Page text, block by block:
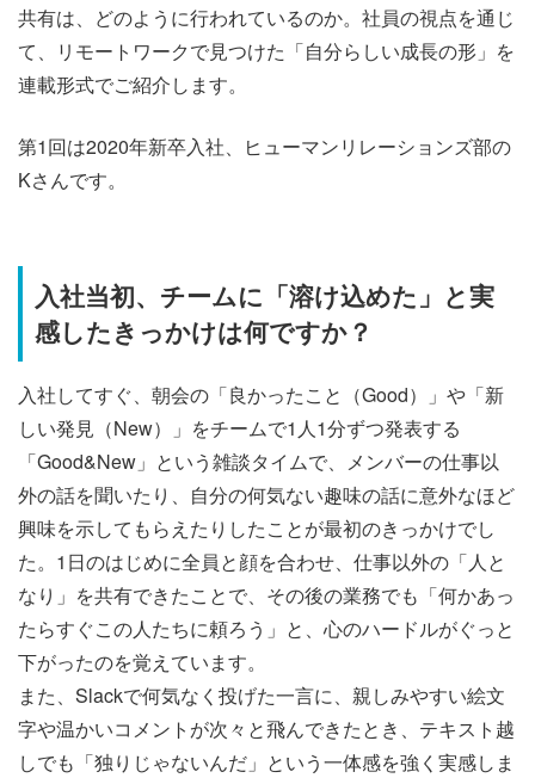
共有は、どのように行われているのか。社員の視点を通じ
て、リモートワークで見つけた「自分らしい成長の形」を
連載形式でご紹介します。
第1回は2020年新卒入社、ヒューマンリレーションズ部の
Kさんです。
入社当初、チームに「溶け込めた」と実
感したきっかけは何ですか？
入社してすぐ、朝会の「良かったこと（Good）」や「新
しい発見（New）」をチームで1人1分ずつ発表する
「Good&New」という雑談タイムで、メンバーの仕事以
外の話を聞いたり、自分の何気ない趣味の話に意外なほど
興味を示してもらえたりしたことが最初のきっかけでし
た。1日のはじめに全員と顔を合わせ、仕事以外の「人と
なり」を共有できたことで、その後の業務でも「何かあっ
たらすぐこの人たちに頼ろう」と、心のハードルがぐっと
下がったのを覚えています。
また、Slackで何気なく投げた一言に、親しみやすい絵文
字や温かいコメントが次々と飛んできたとき、テキスト越
しでも「独りじゃないんだ」という一体感を強く実感しま